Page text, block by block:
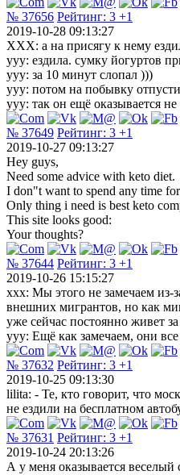
№ 37656 Рейтинг: 3 +1
2019-10-28 09:13:27
ХХХ: а на присягу к нему
yyy: ездила. сумку йогуртов
yyy: за 10 минут слопал )))
yyy: потом на побывку
yyy: так он ещё оказывается
№ 37649 Рейтинг: 3 +1
2019-10-27 09:13:27
Hey guys,
Need some advice with keto diet.
I don"t want to spend any time
Only thing i need is best keto
This site looks good:
Your thoughts?
№ 37644 Рейтинг: 3 +1
2019-10-26 15:15:27
xxx: Мы этого не замечаем из-
внешних мигрантов, но как
уже сейчас постоянно живет
yyy: Ещё как замечаем, они
№ 37632 Рейтинг: 3 +1
2019-10-25 09:13:30
lilita: - Те, кто говорит, что
не ездили на бесплатном
№ 37631 Рейтинг: 3 +1
2019-10-24 20:13:26
А у меня оказывается